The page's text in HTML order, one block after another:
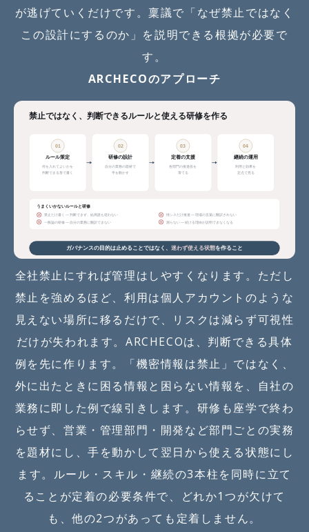
が逃げていくだけです。稟議で「なぜ禁止ではなく
この設計にするのか」を説明できる根拠が必要で
す。
ARCHECOのアプローチ
全社禁止にすれば管理はしやすくなります。ただし
禁止を強めるほど、利用は個人アカウントのような
見えない場所に移るだけで、リスクは減らず可視性
だけが失われます。ARCHECOは、判断できる具体
例を先に作ります。「機密情報は禁止」ではなく、
外に出たときに困る情報と困らない情報を、自社の
業務に即した例で線引きします。研修も座学で終わ
らせず、営業・管理部門・開発など部門ごとの実務
を題材にし、手を動かして翌日から使える状態にし
ます。ルール・スキル・継続の3本柱を同時に立て
ることが定着の必要条件で、どれか1つが欠けて
も、他の2つがあっても定着しません。